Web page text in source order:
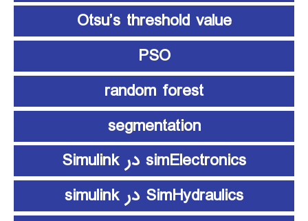
Otsu’s threshold value
PSO
random forest
segmentation
simElectronics در Simulink
SimHydraulics در simulink